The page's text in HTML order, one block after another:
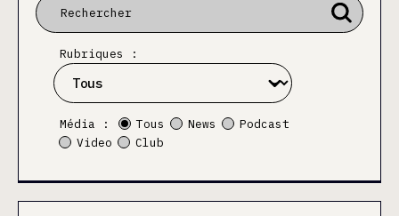
Rubriques :
Média : Tous News
Podcast
Video
Club